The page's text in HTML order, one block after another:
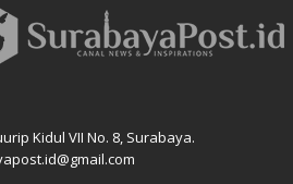
Kidul VII No. 8, Surabaya.